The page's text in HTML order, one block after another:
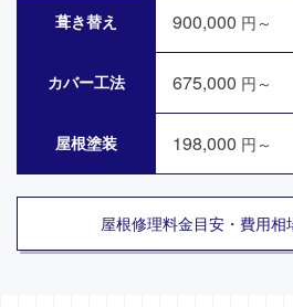
葺き替え 900,000 円～
カバー工法 675,000 円～
屋根塗装 198,000 円～
屋根修理料金目安・費用相